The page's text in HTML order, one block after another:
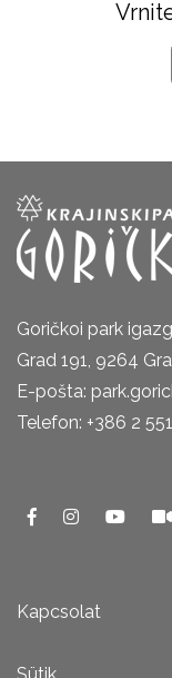
Goričkoi park
Grad 191, 9264
E-pošta:
Telefon: +386 2
Kapcsolat